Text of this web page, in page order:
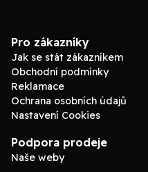
Pro zákazníky
Jak se stát zákazníkem
Obchodní podmínky
Reklamace
Ochrana osobních údajů
Nastavení Cookies
Podpora prodeje
Naše weby